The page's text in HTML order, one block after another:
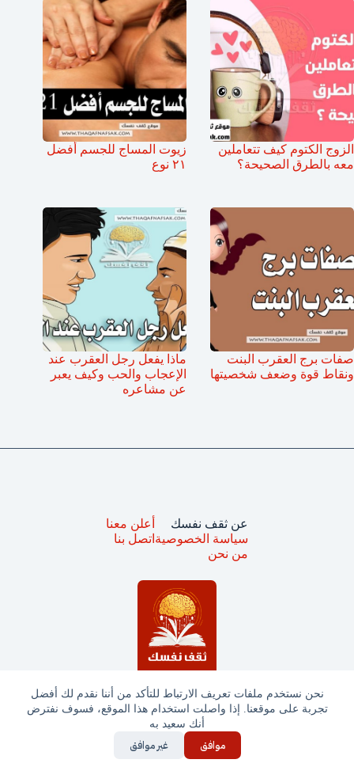
نحن نستخدم ملفات تعريف الارتباط للتأكد من أننا نقدم لك أفضل
تجربة على موقعنا. إذا واصلت استخدام هذا الموقع، فسوف نفترض
أنك سعيد به
موافق غير موافق
الزوج الكتوم كيف تتعاملين
معه بالطرق الصحيحة؟
زيوت المساج للجسم أفضل
٢١ نوع
صفات برج العقرب البنت
ونقاط قوة وضعف شخصيتها
ماذا يفعل رجل العقرب عند
الإعجاب والحب وكيف يعبر
عن مشاعره
جميع الحقوق محفوظة © ثقف نفسك 2025
عن ثقف نفسك
سياسة الخصوصية
من نحن
أعلن معنا
اتصل بنا